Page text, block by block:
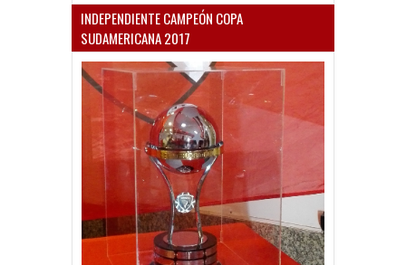
INDEPENDIENTE CAMPEÓN COPA
SUDAMERICANA 2017